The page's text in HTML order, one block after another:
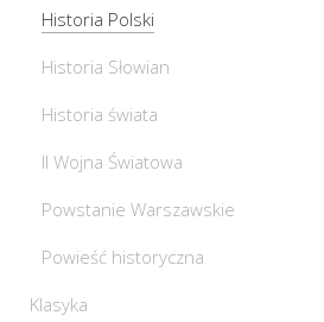
Historia Polski
Historia Słowian
Historia świata
II Wojna Światowa
Powstanie Warszawskie
Powieść historyczna
Klasyka